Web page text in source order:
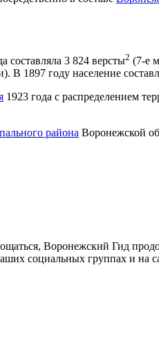
составляла 3 824 версты2 (7-е
1897 году население
1923 года с распределением
района Воронежской
Воронежский Гид
социальных группах и на